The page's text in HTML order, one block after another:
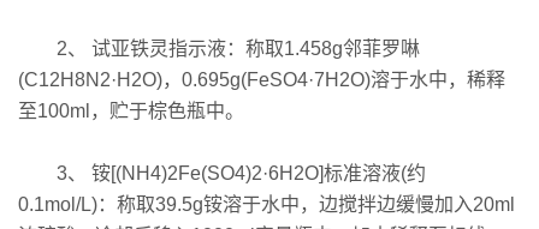
2、 试亚铁灵指示液：称取1.458g邻菲罗啉
(C12H8N2·H2O)，0.695g(FeSO4·7H2O)溶于水中，稀释
至100ml，贮于棕色瓶中。
3、 铵[(NH4)2Fe(SO4)2·6H2O]标准溶液(约
0.1mol/L)：称取39.5g铵溶于水中，边搅拌边缓慢加入20ml